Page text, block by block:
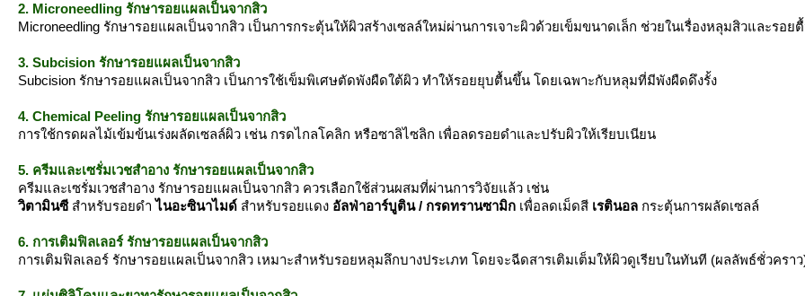
2. Microneedling รักษารอยแผลเป็นจากสิว
Microneedling รักษารอยแผลเป็นจากสิว เป็นการกระตุ้นให้ผิวสร้างเซลล์ใหม่ผ่านการเจาะผิวด้วยเข็มขนาดเล็ก ช่วยในเรื่องหลุมสิวและรอย
3. Subcision รักษารอยแผลเป็นจากสิว
Subcision รักษารอยแผลเป็นจากสิว เป็นการใช้เข็มพิเศษตัดพังผืดใต้ผิว ทำให้รอยยุบตื้นขึ้น โดยเฉพาะกับหลุมที่มีพังผืดดึงรั้ง
4. Chemical Peeling รักษารอยแผลเป็นจากสิว
การใช้กรดผลไม้เข้มข้นเร่งผลัดเซลล์ผิว เช่น กรดไกลโคลิก หรือซาลิไซลิก เพื่อลดรอยดำและปรับผิวให้เรียบเนียน
5. ครีมและเซรั่มเวชสำอาง รักษารอยแผลเป็นจากสิว
ครีมและเซรั่มเวชสำอาง รักษารอยแผลเป็นจากสิว ควรเลือกใช้ส่วนผสมที่ผ่านการวิจัยแล้ว เช่น
วิตามินซีสำหรับรอยดำไนอะซินาไมด์ สำหรับรอยแดง อัลฟ่าอาร์บูติน / กรดทรานซามิก เพื่อลดเม็ดสี เรตินอล กระตุ้นการผลัดเซลล์
6. การเติมฟิลเลอร์ รักษารอยแผลเป็นจากสิว
การเติมฟิลเลอร์ รักษารอยแผลเป็นจากสิว เหมาะสำหรับรอยหลุมลึกบางประเภท โดยจะฉีดสารเติมเต็มให้ผิวดูเรียบในทันที (ผลลัพธ์ชั่วครา